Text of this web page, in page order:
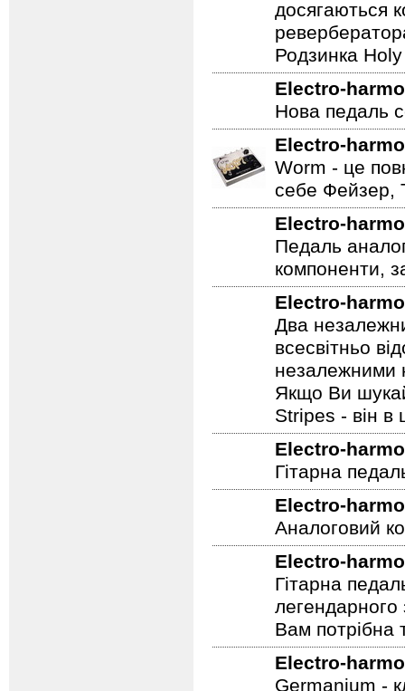
Electro-
Перша
досягаються
Родзинка
Electro-
Нова педаль
Electro-
Worm - це
себе Фейзер,
Electro-
Педаль
компоненти,
Electro-
Два
всесвітньо
незалежними
Якщо Ви
Stripes - він в
Electro-
Гітарна
Electro-
Аналоговий
Electro-
Гітарна
Вам потрібна